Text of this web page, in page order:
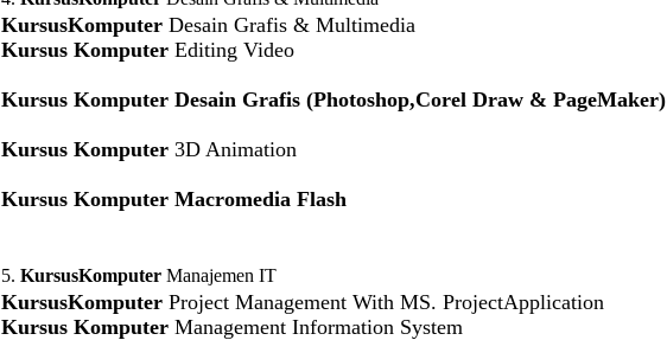
KursusKomputer Desain Grafis & Multimedia
Kursus Komputer Editing Video
Kursus Komputer Desain Grafis (Photoshop,Corel Draw & PageMaker)
Kursus Komputer 3D Animation
Kursus Komputer Macromedia Flash
5. KursusKomputer Manajemen IT
KursusKomputer Project Management With MS. ProjectApplication
Kursus Komputer Management Information System